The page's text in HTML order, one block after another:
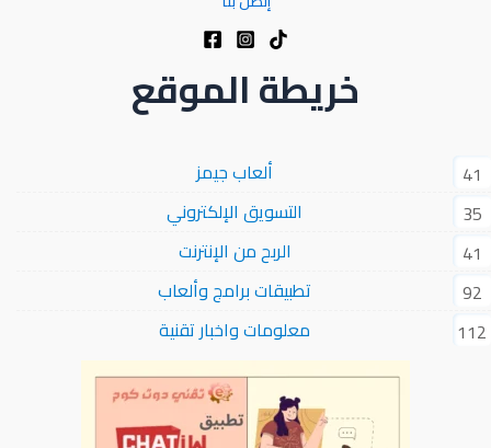
خريطة الموقع
ألعاب جيمز
41
التسويق الإلكتروني
35
الربح من الإنترنت
41
تطبيقات برامج وألعاب
92
معلومات واخبار تقنية
112